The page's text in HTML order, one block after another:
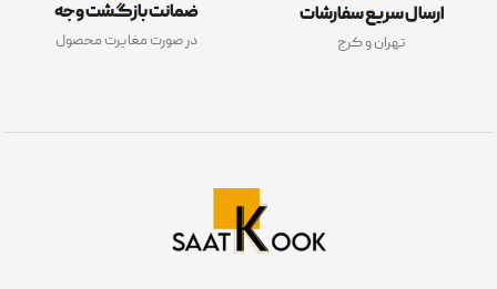
ارسال سریع سفارشات
تهران و کرج
ضمانت بازگشت وجه
در صورت مغایرت محصول